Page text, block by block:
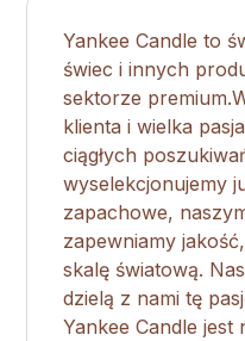
Yankee Candle to
świec i innych
sektorze
klienta i wielka
ciągłych
wyselekcjonujemy
zapachowe,
zapewniamy
skalę światową.
dzielą z nami tę
Yankee Candle jest